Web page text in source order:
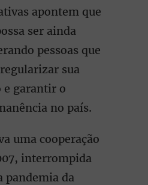
apontem que
ser ainda
pessoas que
sua
e garantir o
no país.
uma cooperação
interrompida
pandemia da